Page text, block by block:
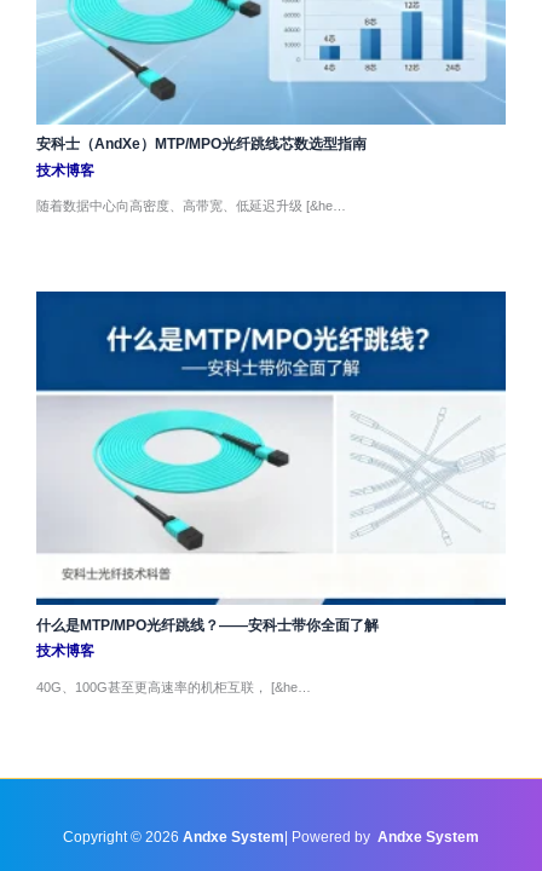
安科士（AndXe）MTP/MPO光纤跳线芯数选型指南
技术博客
随着数据中心向高密度、高带宽、低延迟升级 [&he…
什么是MTP/MPO光纤跳线？——安科士带你全面了解
技术博客
40G、100G甚至更高速率的机柜互联， [&he…
Copyright © 2026 Andxe System | Powered by Andxe System